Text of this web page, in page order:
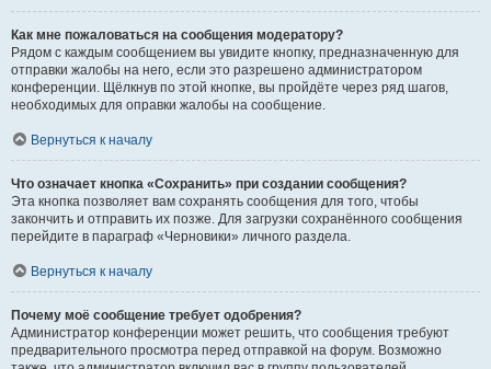
Как мне пожаловаться на сообщения модератору?
Рядом с каждым сообщением вы увидите кнопку, предназначенную для
отправки жалобы на него, если это разрешено администратором
конференции. Щёлкнув по этой кнопке, вы пройдёте через ряд шагов,
необходимых для оправки жалобы на сообщение.
Вернуться к началу
Что означает кнопка «Сохранить» при создании сообщения?
Эта кнопка позволяет вам сохранять сообщения для того, чтобы
закончить и отправить их позже. Для загрузки сохранённого сообщения
перейдите в параграф «Черновики» личного раздела.
Вернуться к началу
Почему моё сообщение требует одобрения?
Администратор конференции может решить, что сообщения требуют
предварительного просмотра перед отправкой на форум. Возможно